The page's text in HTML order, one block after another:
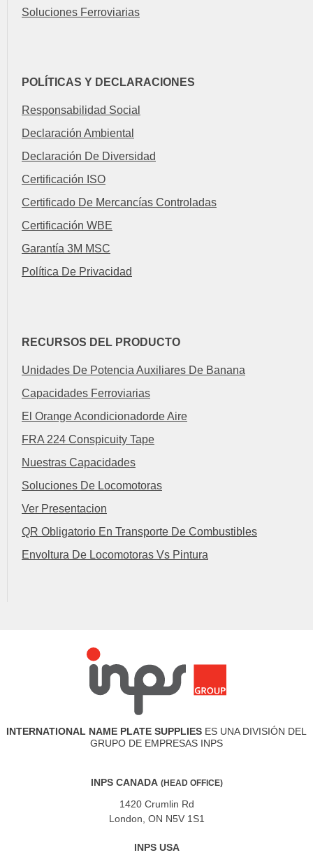
Soluciones Ferroviarias
POLÍTICAS Y DECLARACIONES
Responsabilidad Social
Declaración Ambiental
Declaración De Diversidad
Certificación ISO
Certificado De Mercancías Controladas
Certificación WBE
Garantía 3M MSC
Política De Privacidad
RECURSOS DEL PRODUCTO
Unidades De Potencia Auxiliares De Banana
Capacidades Ferroviarias
El Orange Acondicionadorde Aire
FRA 224 Conspicuity Tape
Nuestras Capacidades
Soluciones De Locomotoras
Ver Presentacion
QR Obligatorio En Transporte De Combustibles
Envoltura De Locomotoras Vs Pintura
INTERNATIONAL NAME PLATE SUPPLIES ES UNA DIVISIÓN DEL
GRUPO DE EMPRESAS INPS
INPS CANADA (HEAD OFFICE)
1420 Crumlin Rd
London, ON N5V 1S1
INPS USA